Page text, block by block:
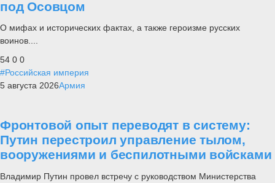
под Осовцом
О мифах и исторических фактах, а также героизме русских
воинов....
54 0 0
#Российская империя
5 августа 2026Армия
Фронтовой опыт переводят в систему:
Путин перестроил управление тылом,
вооружениями и беспилотными войсками
Владимир Путин провел встречу с руководством Министерства